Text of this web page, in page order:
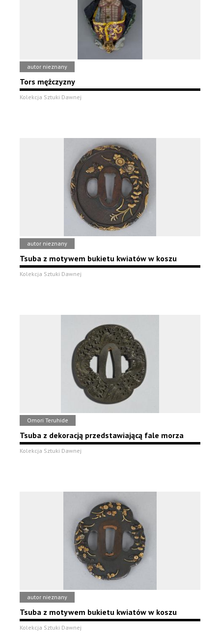
autor nieznany
Tors mężczyzny
Kolekcja Sztuki Dawnej
autor nieznany
Tsuba z motywem bukietu kwiatów w koszu
Kolekcja Sztuki Dawnej
Omori Teruhide
Tsuba z dekoracją przedstawiającą fale morza
Kolekcja Sztuki Dawnej
autor nieznany
Tsuba z motywem bukietu kwiatów w koszu
Kolekcja Sztuki Dawnej